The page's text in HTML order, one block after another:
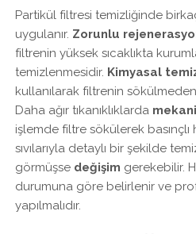
Partikül filtresi temizliğinde
uygulanır. Zorunlu
filtrenin yüksek sıcaklıkta
temizlenmesidir. Kimyasal
kullanılarak filtrenin
Daha ağır tıkanıklıklarda
işlemde filtre sökülerek basınçlı
sıvılarıyla detaylı bir şekilde
görmüşse değişim gerekebilir.
durumuna göre belirlenir ve
yapılmalıdır.